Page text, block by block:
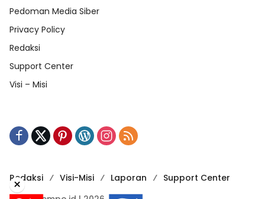
Pedoman Media Siber
Privacy Policy
Redaksi
Support Center
Visi – Misi
Redaksi Visi-Misi Laporan
Support Center
×